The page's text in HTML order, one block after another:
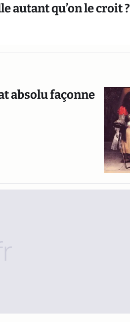
autant qu’on le croit ?
absolu façonne